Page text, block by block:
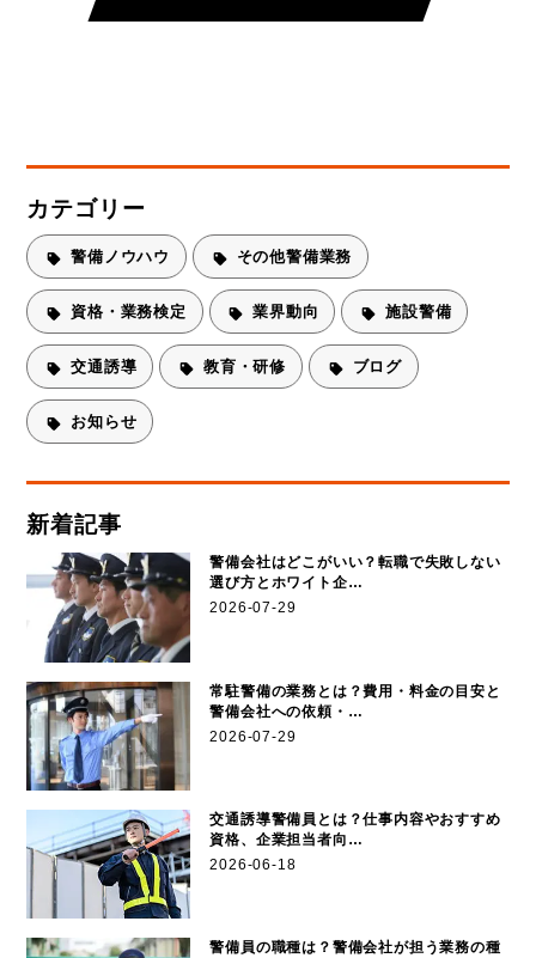
カテゴリー
警備ノウハウ その他警備業務
資格・業務検定 業界動向 施設警備
交通誘導 教育・研修 ブログ
お知らせ
新着記事
警備会社はどこがいい？転職で失敗しない
選び方とホワイト企…
2026-07-29
常駐警備の業務とは？費用・料金の目安と
警備会社への依頼・…
2026-07-29
交通誘導警備員とは？仕事内容やおすすめ
資格、企業担当者向…
2026-06-18
警備員の職種は？警備会社が担う業務の種